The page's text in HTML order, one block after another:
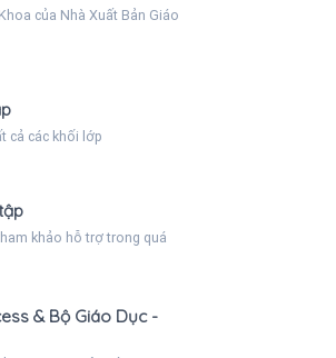
của Nhà Xuất Bản Giáo
cả các khối lớp
khảo hỗ trợ trong quá
& Bộ Giáo Dục -